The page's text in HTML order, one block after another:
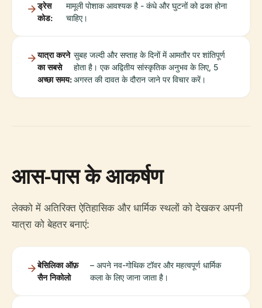
ड्रेस
कोड:
मामूली पोशाक आवश्यक है - कंधे और घुटनों को ढका होना
चाहिए।
यात्रा करने
का सबसे
अच्छा समय:
सुबह जल्दी और सप्ताह के दिनों में आमतौर पर शांतिपूर्ण
होता है। एक अद्वितीय सांस्कृतिक अनुभव के लिए, 5
अगस्त की दावत के दौरान जाने पर विचार करें।
आस-पास के आकर्षण
लेक्को में अतिरिक्त ऐतिहासिक और धार्मिक स्थलों को देखकर अपनी
यात्रा को बेहतर बनाएं:
बेसिलिका ऑफ़
सैन निकोलो
– अपने नव-गोथिक टॉवर और महत्वपूर्ण धार्मिक
कला के लिए जाना जाता है।